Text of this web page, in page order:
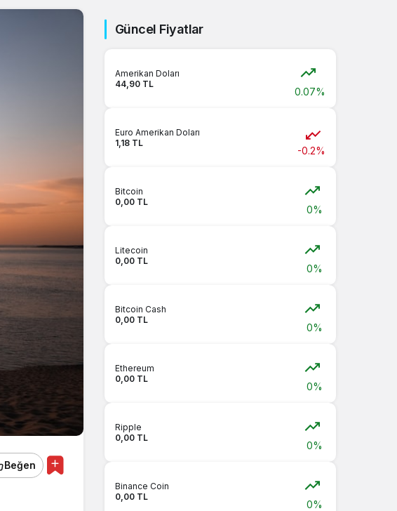
Beğen
Güncel Fiyatlar
Amerikan Doları
44,90 TL
0.07%
Euro Amerikan Doları
1,18 TL
-0.2%
Bitcoin
0,00 TL
0%
Litecoin
0,00 TL
0%
Bitcoin Cash
0,00 TL
0%
Ethereum
0,00 TL
0%
Ripple
0,00 TL
0%
Binance Coin
0,00 TL
0%